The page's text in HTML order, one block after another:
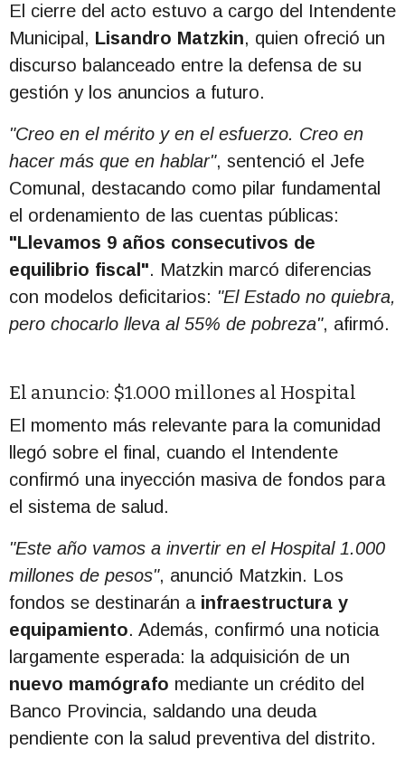
El cierre del acto estuvo a cargo del Intendente
Municipal, Lisandro Matzkin, quien ofreció un
discurso balanceado entre la defensa de su
gestión y los anuncios a futuro.
"Creo en el mérito y en el esfuerzo. Creo en
hacer más que en hablar", sentenció el Jefe
Comunal, destacando como pilar fundamental
el ordenamiento de las cuentas públicas:
"Llevamos 9 años consecutivos de
equilibrio fiscal". Matzkin marcó diferencias
con modelos deficitarios: "El Estado no quiebra,
pero chocarlo lleva al 55% de pobreza", afirmó.
El anuncio: $1.000 millones al Hospital
El momento más relevante para la comunidad
llegó sobre el final, cuando el Intendente
confirmó una inyección masiva de fondos para
el sistema de salud.
"Este año vamos a invertir en el Hospital 1.000
millones de pesos", anunció Matzkin. Los
fondos se destinarán a infraestructura y
equipamiento. Además, confirmó una noticia
largamente esperada: la adquisición de un
nuevo mamógrafo mediante un crédito del
Banco Provincia, saldando una deuda
pendiente con la salud preventiva del distrito.